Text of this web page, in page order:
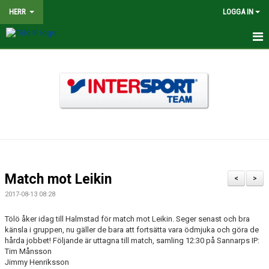
HERR LOGGA IN
BILDGALLERI
DOKUMENT
KONTAKT
>
<
Match mot Leikin
2017-08-13 08:28
Tölö åker idag till Halmstad för match mot Leikin. Seger senast och bra
känsla i gruppen, nu gäller de bara att fortsätta vara ödmjuka och göra de
hårda jobbet! Följande är uttagna till match, samling 12:30 på Sannarps IP:
Tim Månsson
Jimmy Henriksson